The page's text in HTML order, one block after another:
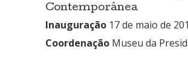
Contemporânea
Inauguração 17 de maio de
Coordenação Museu da